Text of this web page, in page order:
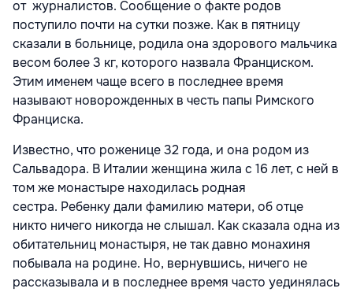
от журналистов. Сообщение о факте родов
поступило почти на сутки позже. Как в пятницу
сказали в больнице, родила она здорового мальчика
весом более 3 кг, которого назвала Франциском.
Этим именем чаще всего в последнее время
называют новорожденных в честь папы Римского
Франциска.
Известно, что роженице 32 года, и она родом из
Сальвадора. В Италии женщина жила с 16 лет, с ней в
том же монастыре находилась родная
сестра. Ребенку дали фамилию матери, об отце
никто ничего никогда не слышал. Как сказала одна из
обитательниц монастыря, не так давно монахиня
побывала на родине. Но, вернувшись, ничего не
рассказывала и в последнее время часто уединялась